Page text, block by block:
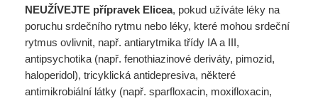
NEUŽÍVEJTE přípravek Elicea, pokud užíváte léky na
poruchu srdečního rytmu nebo léky, které mohou srdeční
rytmus ovlivnit, např. antiarytmika třídy IA a III,
antipsychotika (např. fenothiazinové deriváty, pimozid,
haloperidol), tricyklická antidepresiva, některé
antimikrobiální látky (např. sparfloxacin, moxifloxacin,